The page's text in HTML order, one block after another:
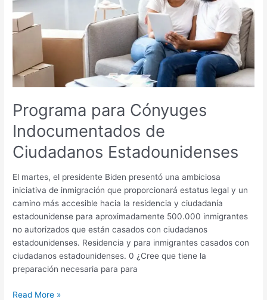
Programa para Cónyuges
Indocumentados de
Ciudadanos Estadounidenses
El martes, el presidente Biden presentó una ambiciosa
iniciativa de inmigración que proporcionará estatus legal y un
camino más accesible hacia la residencia y ciudadanía
estadounidense para aproximadamente 500.000 inmigrantes
no autorizados que están casados con ciudadanos
estadounidenses. Residencia y para inmigrantes casados ​​con
ciudadanos estadounidenses. 0 ¿Cree que tiene la
preparación necesaria para para
de
Ciudadanos
Estadounidenses
Read More »